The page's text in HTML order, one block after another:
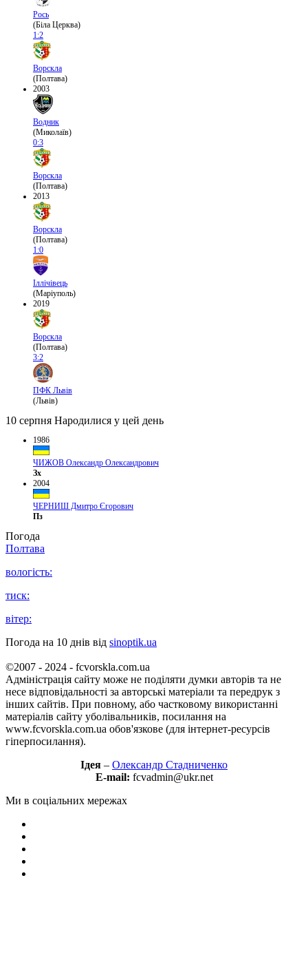
Рось
(Біла Церква)
1:2
Ворскла
(Полтава)
2003
Водник
(Миколаїв)
0:3
Ворскла
(Полтава)
2013
Ворскла
(Полтава)
1:0
Іллічівець
(Маріуполь)
2019
Ворскла
(Полтава)
3:2
ПФК Львів
(Львів)
10 серпня Народилися у цей день
1986
ЧИЖОВ Олександр Олександрович
Зх
2004
ЧЕРНИШ Дмитро Єгорович
Пз
Погода
Полтава
вологість:
тиск:
вітер:
Погода на 10 днів від sinoptik.ua
©2007 - 2024 - fcvorskla.com.ua
Адміністрація сайту може не поділяти думки авторів та не
несе відповідальності за авторські матеріали та передрук з
інших сайтів. При повному, або частковому використанні
матеріалів сайту уболівальників, посилання на
www.fcvorskla.com.ua обов'язкове (для інтернет-ресурсів
гіперпосилання).
Ідея – Олександр Стадниченко
E-mail: fcvadmin@ukr.net
Ми в соціальних мережах